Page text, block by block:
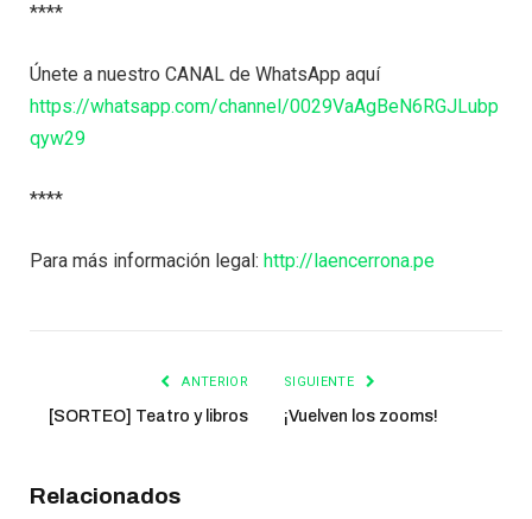
****
Únete a nuestro CANAL de WhatsApp aquí
https://whatsapp.com/channel/0029VaAgBeN6RGJLubp
qyw29
****
Para más información legal: http://laencerrona.pe
ANTERIOR
[SORTEO] Teatro y libros
SIGUIENTE
¡Vuelven los zooms!
Relacionados